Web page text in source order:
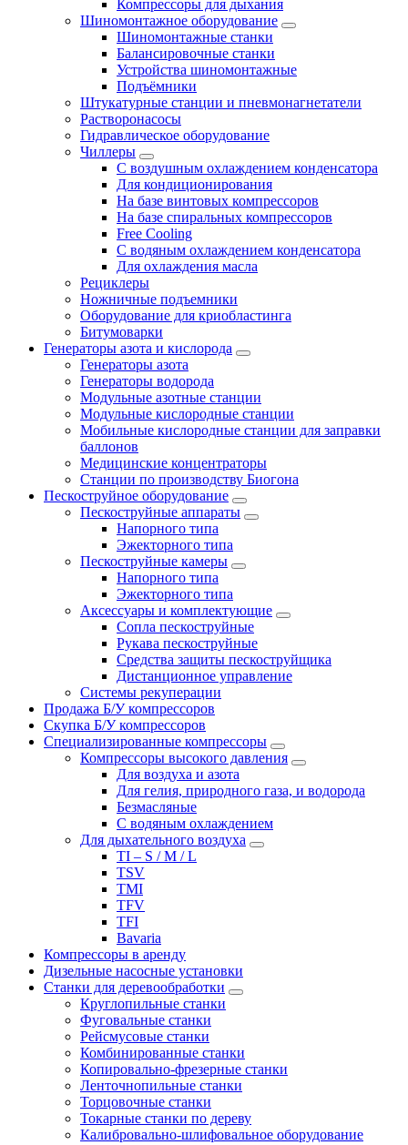
Компрессоры для дыхания
Шиномонтажное оборудование
Шиномонтажные станки
Балансировочные станки
Устройства шиномонтажные
Подъёмники
Штукатурные станции и пневмонагнетатели
Растворонасосы
Гидравлическое оборудование
Чиллеры
С воздушным охлаждением конденсатора
Для кондиционирования
На базе винтовых компрессоров
На базе спиральных компрессоров
Free Cooling
С водяным охлаждением конденсатора
Для охлаждения масла
Рециклеры
Ножничные подъемники
Оборудование для криобластинга
Битумоварки
Генераторы азота и кислорода
Генераторы азота
Генераторы водорода
Модульные азотные станции
Модульные кислородные станции
Мобильные кислородные станции для заправки
баллонов
Медицинские концентраторы
Станции по производству Биогона
Пескоструйное оборудование
Пескоструйные аппараты
Напорного типа
Эжекторного типа
Пескоструйные камеры
Напорного типа
Эжекторного типа
Аксессуары и комплектующие
Сопла пескоструйные
Рукава пескоструйные
Средства защиты пескоструйщика
Дистанционное управление
Системы рекуперации
Продажа Б/У компрессоров
Скупка Б/У компрессоров
Специализированные компрессоры
Компрессоры высокого давления
Для воздуха и азота
Для гелия, природного газа, и водорода
Безмасляные
С водяным охлаждением
Для дыхательного воздуха
TI – S / M / L
TSV
TMI
TFV
TFI
Bavaria
Компрессоры в аренду
Дизельные насосные установки
Станки для деревообработки
Круглопильные станки
Фуговальные станки
Рейсмусовые станки
Комбинированные станки
Копировально-фрезерные станки
Ленточнопильные станки
Торцовочные станки
Токарные станки по дереву
Калибровально-шлифовальное оборудование